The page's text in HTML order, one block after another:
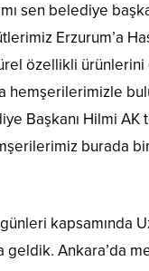
sen belediye
Erzurum’a
özellikli
hemşerilerimizle
Başkanı Hilmi AK
burada
günleri kapsamında
geldik. Ankara’da